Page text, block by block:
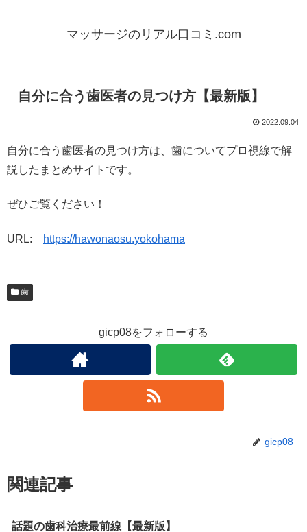
マッサージのリアル口コミ.com
自分に合う歯医者の見つけ方【最新版】
2022.09.04
自分に合う歯医者の見つけ方は、歯についてプロ視線で解
説したまとめサイトです。
ぜひご覧ください！
URL: https://hawonaosu.yokohama
歯
gicp08をフォローする
gicp08
関連記事
話題の歯科治療最前線【最新版】